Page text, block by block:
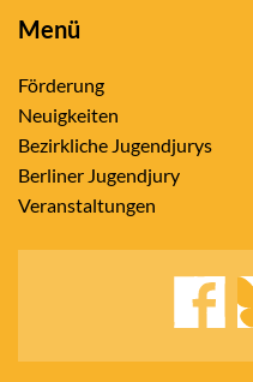
Menü
Förderung
Neuigkeiten
Bezirkliche Jugendjurys
Berliner Jugendjury
Veranstaltungen